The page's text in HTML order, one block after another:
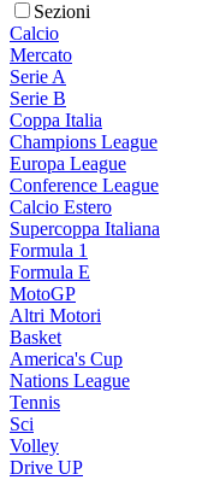
Sezioni
Calcio
Mercato
Serie A
Serie B
Coppa Italia
Champions League
Europa League
Conference League
Calcio Estero
Supercoppa Italiana
Formula 1
Formula E
MotoGP
Altri Motori
Basket
America's Cup
Nations League
Tennis
Sci
Volley
Drive UP